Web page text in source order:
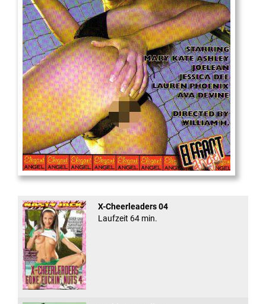
Cum Back Pussy #60
X-Cheerleaders 04
Laufzeit 64 min.